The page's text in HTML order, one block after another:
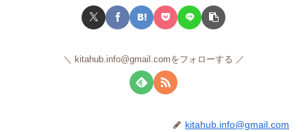
kitahub.info@gmail.comをフォローする
kitahub.info@gmail.com